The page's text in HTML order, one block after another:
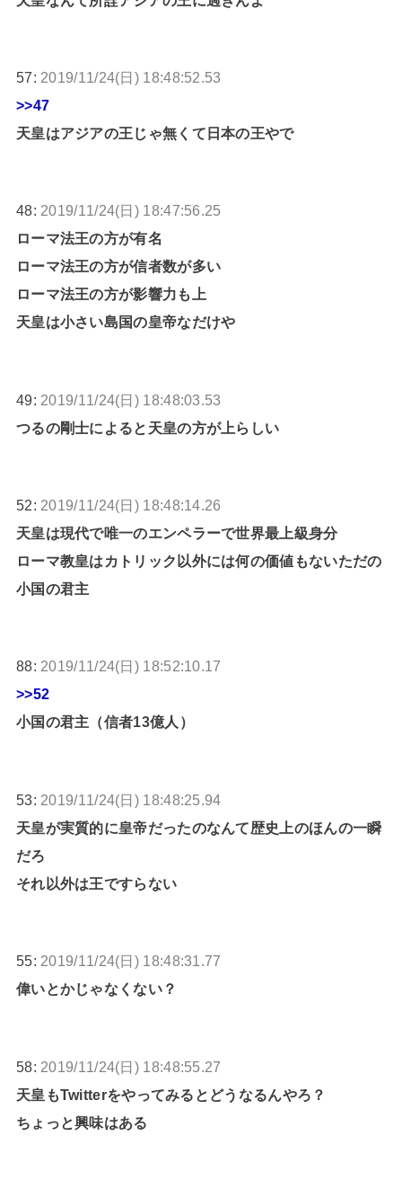
57: 2019/11/24(日) 18:48:52.53
>>47
天皇はアジアの王じゃ無くて日本の王やで
48: 2019/11/24(日) 18:47:56.25
ローマ法王の方が有名
ローマ法王の方が信者数が多い
ローマ法王の方が影響力も上
天皇は小さい島国の皇帝なだけや
49: 2019/11/24(日) 18:48:03.53
つるの剛士によると天皇の方が上らしい
52: 2019/11/24(日) 18:48:14.26
天皇は現代で唯一のエンペラーで世界最上級身分
ローマ教皇はカトリック以外には何の価値もないただの
小国の君主
88: 2019/11/24(日) 18:52:10.17
>>52
小国の君主（信者13億人）
53: 2019/11/24(日) 18:48:25.94
天皇が実質的に皇帝だったのなんて歴史上のほんの一瞬
だろ
それ以外は王ですらない
55: 2019/11/24(日) 18:48:31.77
偉いとかじゃなくない？
58: 2019/11/24(日) 18:48:55.27
天皇もTwitterをやってみるとどうなるんやろ？
ちょっと興味はある